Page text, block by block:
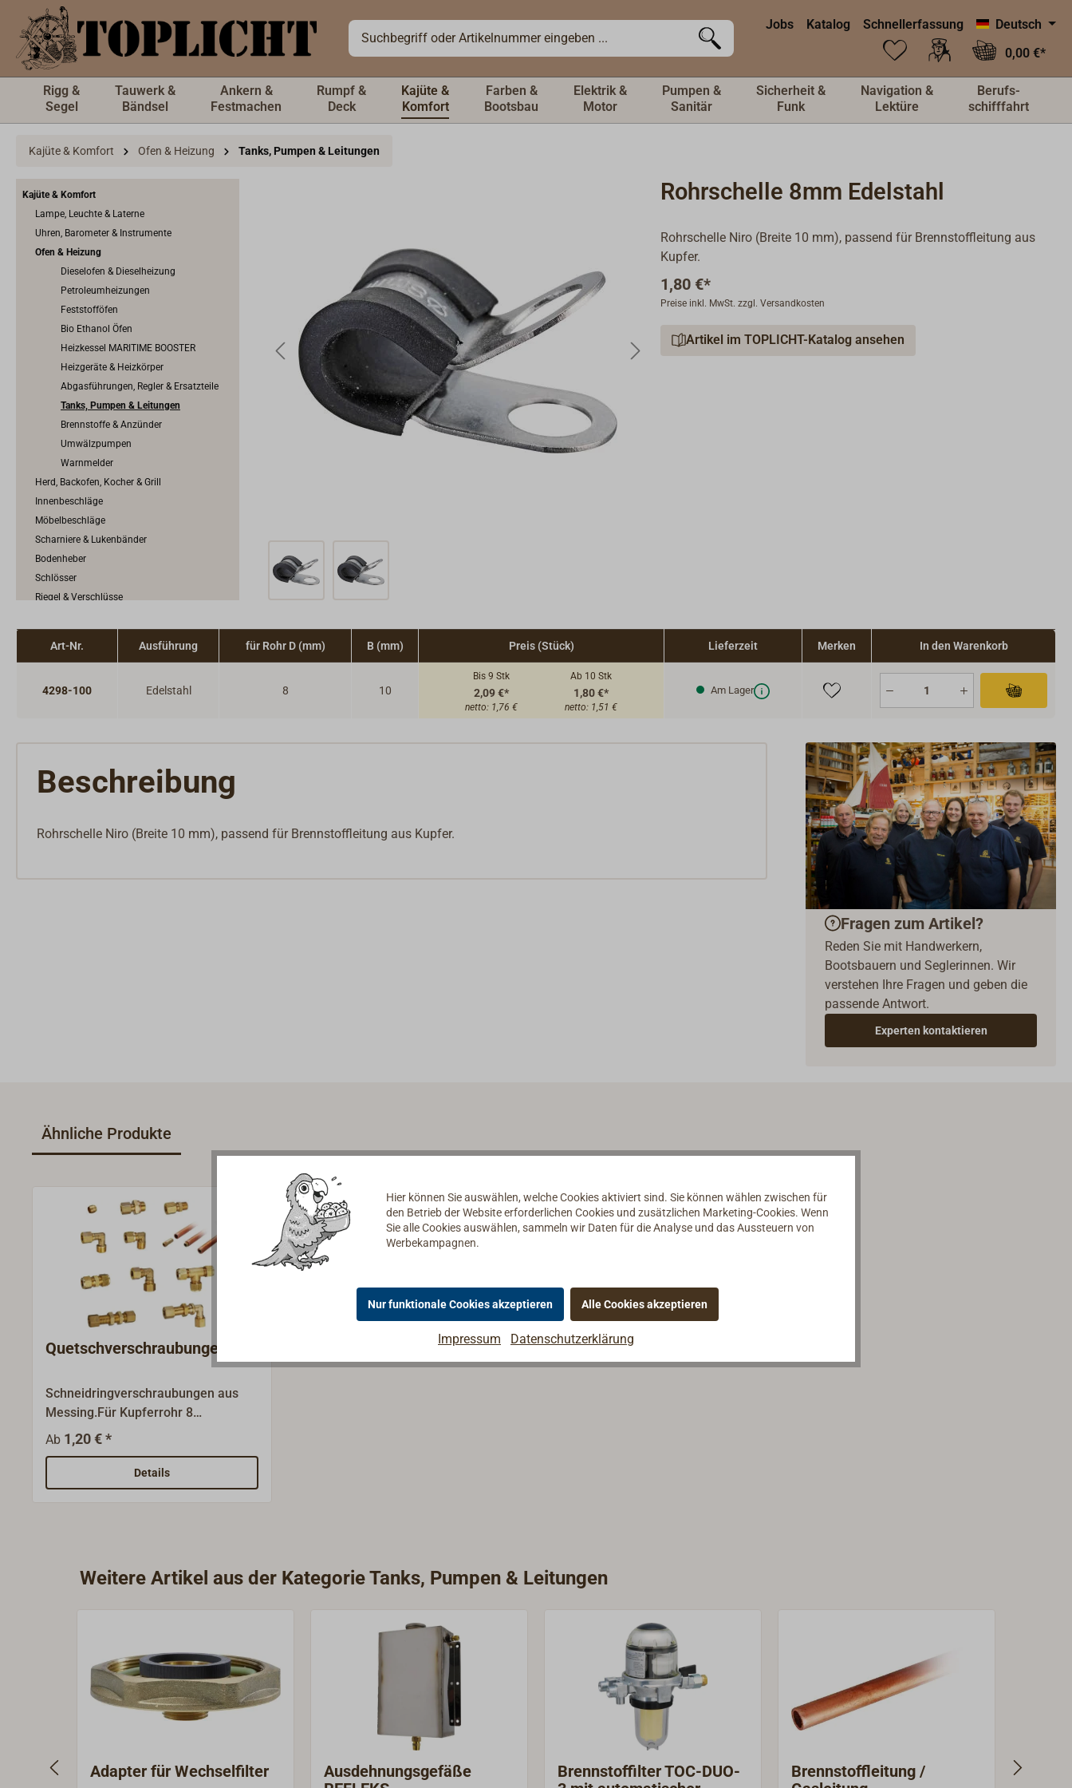
springen Jobs Katalog Schnellerfassung
Deutsch
0,00 €*
Rigg &
Segel
Tauwerk &
Bändsel
Ankern &
Festmachen
Rumpf &
Deck
Kajüte &
Komfort
Farben &
Bootsbau
Elektrik &
Motor
Pumpen &
Sanitär
Sicherheit &
Funk
Navigation &
Lektüre
Berufs-
schifffahrt
Kajüte & Komfort Ofen & Heizung Tanks, Pumpen & Leitungen
Kajüte & Komfort
Lampe, Leuchte & Laterne
Uhren, Barometer & Instrumente
Ofen & Heizung
Dieselofen & Dieselheizung
Petroleumheizungen
Feststofföfen
Bio Ethanol Öfen
Heizkessel MARITIME BOOSTER
Heizgeräte & Heizkörper
Abgasführungen, Regler & Ersatzteile
Tanks, Pumpen & Leitungen
Brennstoffe & Anzünder
Umwälzpumpen
Warnmelder
Herd, Backofen, Kocher & Grill
Innenbeschläge
Möbelbeschläge
Scharniere & Lukenbänder
Bodenheber
Schlösser
Riegel & Verschlüsse
Rohrschelle 8mm Edelstahl
Rohrschelle Niro (Breite 10 mm), passend für Brennstoffleitung aus
Kupfer.
1,80 €*
Preise inkl. MwSt. zzgl. Versandkosten
Artikel im TOPLICHT-Katalog ansehen
Art-Nr. Ausführung für Rohr D (mm) B (mm) Preis (Stück) Lieferzeit Merken In den Warenkorb
4298-100 Edelstahl 8 10
Bis 9 Stk
2,09 €*
netto: 1,76 €
Ab 10Stk
1,80 €*
netto: 1,51 €
Am Lager
Beschreibung
Rohrschelle Niro (Breite 10 mm), passend für Brennstoffleitung aus Kupfer.
Fragen zum Artikel?
Reden Sie mit Handwerkern,
Bootsbauern und Seglerinnen. Wir
verstehen Ihre Fragen und geben die
passende Antwort.
Experten kontaktieren
Ähnliche Produkte
Quetschverschraubungen
Schneidringverschraubungen aus
Messing.Für Kupferrohr 8
mm.Lieferbar sind Verschraubungen
mit Gewindeanschluss und
Ab 1,20 € *
Details
Weitere Artikel aus der Kategorie Tanks, Pumpen & Leitungen
Adapter für Wechselfilter
Ausdehnungsgefäße
Brennstoffilter TOC-DUO-
Brennstoffleitung /
Hier können Sie auswählen, welche Cookies aktiviert sind. Sie können wählen zwischen für
den Betrieb der Website erforderlichen Cookies und zusätzlichen Marketing-Cookies. Wenn
Sie alle Cookies auswählen, sammeln wir Daten für die Analyse und das Aussteuern von
Werbekampagnen.
Nur funktionale Cookies akzeptieren Alle Cookies akzeptieren
Impressum Datenschutzerklärung